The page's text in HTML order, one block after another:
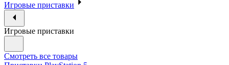
Игровые приставки
Игровые приставки
Смотреть все товары